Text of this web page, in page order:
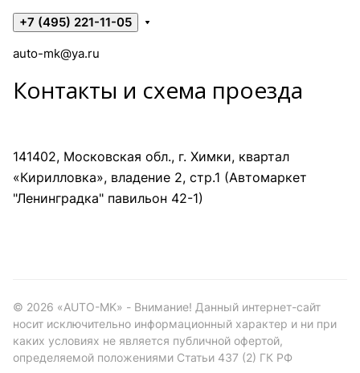
+7 (495) 221-11-05
auto-mk@ya.ru
Контакты и схема проезда
141402, Московская обл., г. Химки, квартал
«Кирилловка», владение 2, стр.1 (Автомаркет
"Ленинградка" павильон 42-1)
© 2026 «AUTO-MK» - Внимание! Данный интернет-сайт
носит исключительно информационный характер и ни при
каких условиях не является публичной офертой,
определяемой положениями Статьи 437 (2) ГК РФ